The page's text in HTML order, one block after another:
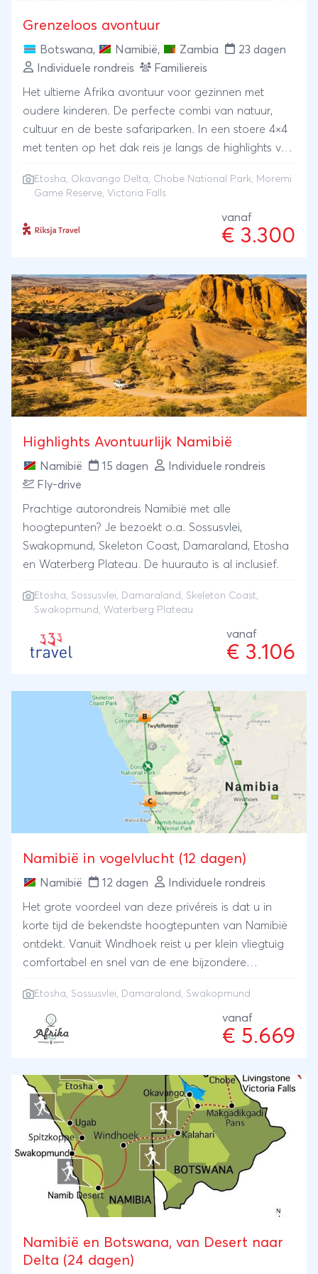
Grenzeloos avontuur
Botswana, Namibië, Zambia
23 dagen
Individuele rondreis
Familiereis
Het ultieme Afrika avontuur voor gezinnen met
oudere kinderen. De perfecte combi van natuur,
cultuur en de beste safariparken. In een stoere 4×4
met tenten op het dak reis je langs de highlights van
spectaculaire wijze af bij de Victoria Falls. Beklim de
boogschieten en vuur maken bij de San bevolking
en spot de Big 5 in Etosha, Moremi en Chobe. Maak
optioneel ziplinen tussen Zambia en Zimbabwe.
Etosha, Okavango Delta, Chobe National Park, Moremi
Game Reserve, Victoria Falls
vanaf
€ 3.300
Highlights Avontuurlijk Namibië
Namibië 15 dagen
Individuele rondreis
Fly-drive
Prachtige autorondreis Namibië met alle
hoogtepunten? Je bezoekt o.a. Sossusvlei,
Swakopmund, Skeleton Coast, Damaraland, Etosha
en Waterberg Plateau. De huurauto is al inclusief.
Etosha, Sossusvlei, Damaraland , Skeleton Coast,
Swakopmund , Waterberg Plateau
vanaf
€ 3.106
Namibië in vogelvlucht (12 dagen)
Namibië 12 dagen Individuele rondreis
Het grote voordeel van deze privéreis is dat u in
korte tijd de bekendste hoogtepunten van Namibië
ontdekt. Vanuit Windhoek reist u per klein vliegtuig
comfortabel en snel van de ene bijzondere
beroemde Etosha National Park, waar u op zoek
gaat naar olifanten, leeuwen en ander wild tijdens
indrukwekkende safari's. Vervolgens bezoekt u het
rotstekeningen en vliegt u door naar het sfeervolle
kustplaatsje Swakopmund, waar u kunt genieten van
de frisse zeelucht en ontspannen sfeer. De reis
wordt afgesloten in de spectaculaire Sossusvlei,
waar u tijdens zonsopkomst de beroemde rode
zandduinen op hun mooist beleeft. Een unieke en
comfortabele manier om de hoogtepunten van
Namibië te ontdekken.
Etosha, Sossusvlei, Damaraland , Swakopmund
vanaf
€ 5.669
Namibië en Botswana, van Desert naar
Delta (24 dagen)